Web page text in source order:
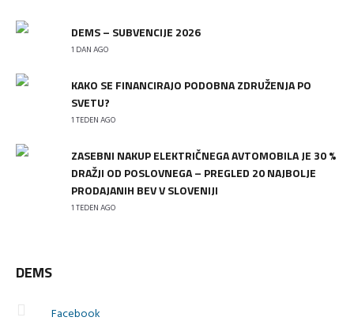
DEMS – SUBVENCIJE 2026
1 DAN AGO
KAKO SE FINANCIRAJO PODOBNA ZDRUŽENJA PO
SVETU?
1 TEDEN AGO
ZASEBNI NAKUP ELEKTRIČNEGA AVTOMOBILA JE 30 %
DRAŽJI OD POSLOVNEGA – PREGLED 20 NAJBOLJE
PRODAJANIH BEV V SLOVENIJI
1 TEDEN AGO
DEMS
Facebook